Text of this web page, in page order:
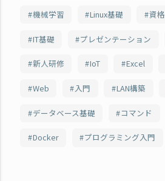
機械学習 Linux基礎 資格
IT基礎 プレゼンテーション
新人研修 IoT Excel
Web 入門 LAN構築
データベース基礎 コマンド
Docker プログラミング入門